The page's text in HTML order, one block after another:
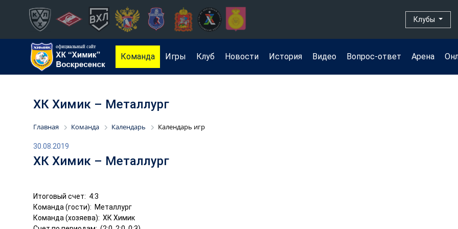
Клубы
Команда Игры Клуб Новости История Видео Вопрос-ответ Арена
ХК Химик – Металлург
Главная Команда Календарь Календарь игр
30.08.2019
ХК Химик – Металлург
Итоговый счет: 4:3
Команда (гости): Металлург
Команда (хозяева): ХК Химик